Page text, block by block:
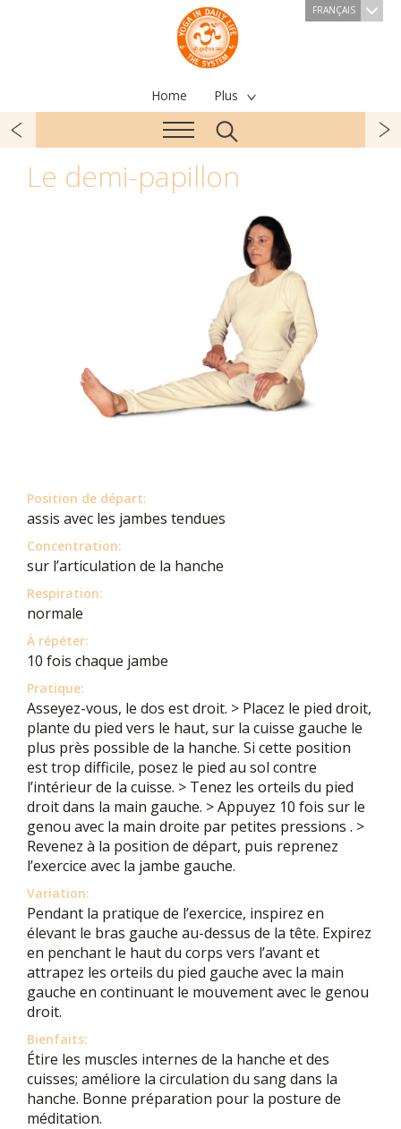
FRANÇAIS
Home Plus
Le demi-papillon
Position de départ:
assis avec les jambes tendues
Concentration:
sur l’articulation de la hanche
Respiration:
normale
À répéter:
10 fois chaque jambe
Pratique:
Asseyez-vous, le dos est droit. > Placez le pied droit,
plante du pied vers le haut, sur la cuisse gauche le
plus près possible de la hanche. Si cette position
est trop difficile, posez le pied au sol contre
l’intérieur de la cuisse. > Tenez les orteils du pied
droit dans la main gauche. > Appuyez 10 fois sur le
genou avec la main droite par petites pressions . >
Revenez à la position de départ, puis reprenez
l’exercice avec la jambe gauche.
Variation:
Pendant la pratique de l’exercice, inspirez en
élevant le bras gauche au-dessus de la tête. Expirez
en penchant le haut du corps vers l’avant et
attrapez les orteils du pied gauche avec la main
gauche en continuant le mouvement avec le genou
droit.
Bienfaits:
Étire les muscles internes de la hanche et des
cuisses; améliore la circulation du sang dans la
hanche. Bonne préparation pour la posture de
méditation.